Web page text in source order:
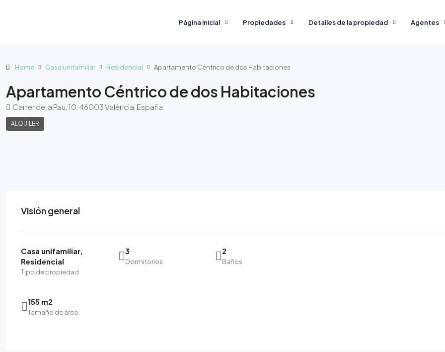
Página inicial Propiedades Detalles de la propiedad Agentes
Home Casa unifamiliar Residencial Apartamento Céntrico de dos Habitaciones
Apartamento Céntrico de dos Habitaciones
Carrer de la Pau, 10, 46003 València, España
ALQUILER
Visión general
Casa unifamiliar,
Residencial
Tipo de propiedad
3
Dormitorios
2
Baños
155 m2
Tamaño de área